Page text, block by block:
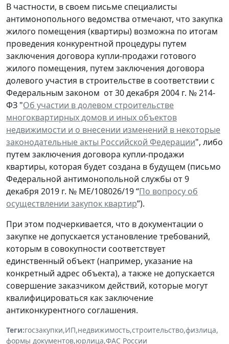
В частности, в своем письме специалисты
антимонопольного ведомства отмечают, что закупка
жилого помещения (квартиры) возможна по итогам
проведения конкурентной процедуры путем
заключения договора купли-продажи готового
жилого помещения, путем заключения договора
долевого участия в строительстве в соответствии с
Федеральным законом от 30 декабря 2004 г. № 214-
ФЗ "Об участии в долевом строительстве
многоквартирных домов и иных объектов
недвижимости и о внесении изменений в некоторые
законодательные акты Российской Федерации", либо
путем заключения договора купли-продажи
квартиры, которая будет создана в будущем (письмо
Федеральной антимонопольной службы от 9
декабря 2019 г. № МЕ/108026/19 “По вопросу об
осуществлении закупок квартир”).
При этом подчеркивается, что в документации о
закупке не допускается установление требований,
которым в совокупности соответствует
единственный объект (например, указание на
конкретный адрес объекта), а также не допускается
совершение заказчиком действий, которые могут
квалифицироваться как заключение
антиконкурентного соглашения.
Теги:госзакупки,ИП,недвижимость,строительство,физлица,
формы документов,юрлица,ФАС России